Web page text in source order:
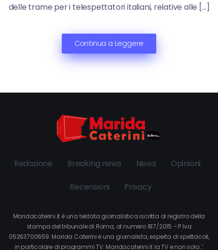
delle trame per i telespettatori italiani, relative alle […]
Continua a Leggere
Redazione Breaking news News Opinioni
Recensioni Privacy
Maridacaterini.it è una testata giornalistica iscritta al registro della
stampa del tribunale di Roma, al numero 187/2015 – P.Iva
05263700659. Marida Caterini è una giornalista, esperta di spettacoli,
in particolare di programmi TV. Maridacaterini.it la TV e non solo…’